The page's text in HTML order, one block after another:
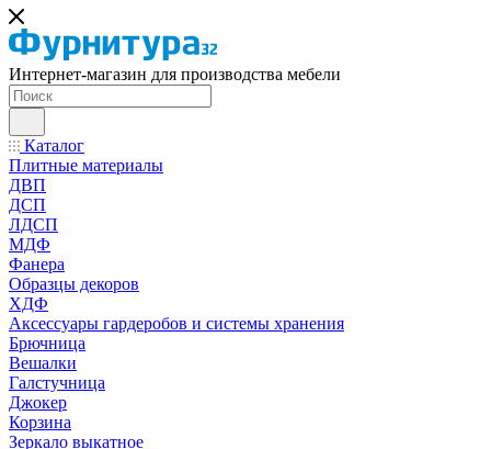
Интернет-магазин для производства мебели
Каталог
Плитные материалы
ДВП
ДСП
ЛДСП
МДФ
Фанера
Образцы декоров
ХДФ
Аксессуары гардеробов и системы хранения
Брючница
Вешалки
Галстучница
Джокер
Корзина
Зеркало выкатное